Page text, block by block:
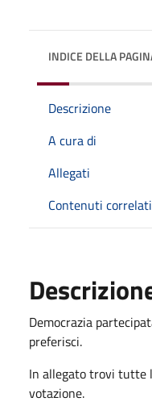
INDICE DELLA
Descrizione
A cura di
Allegati
Contenuti correlati
Democrazia
preferisci.
In allegato trovi tutte
votazione.